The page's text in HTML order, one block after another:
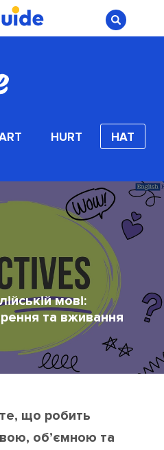
HURT
HAT
мові:
та вживання
що робить
об’ємною та